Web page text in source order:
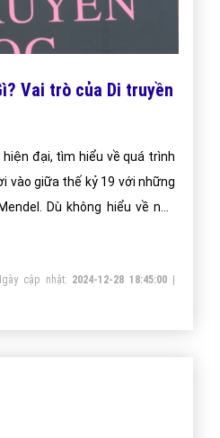
Vai trò của Di truyền
đại, tìm hiểu về quá trình
vào giữa thế kỷ 19 với những
Dù không hiểu về nền
những đơn vị cơ bản của di
cập nhật: 2024-12-28 18:45:00